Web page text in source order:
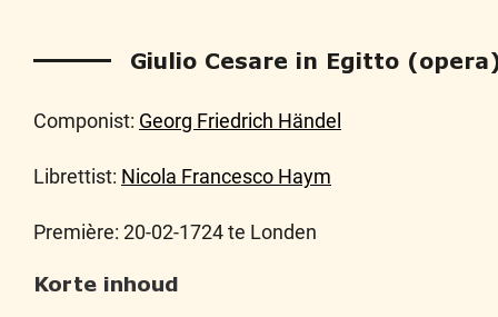
Giulio Cesare in Egitto
Componist: Georg Friedrich Händel
Librettist: Nicola Francesco Haym
Première: 20-02-1724 te Londen
Korte inhoud